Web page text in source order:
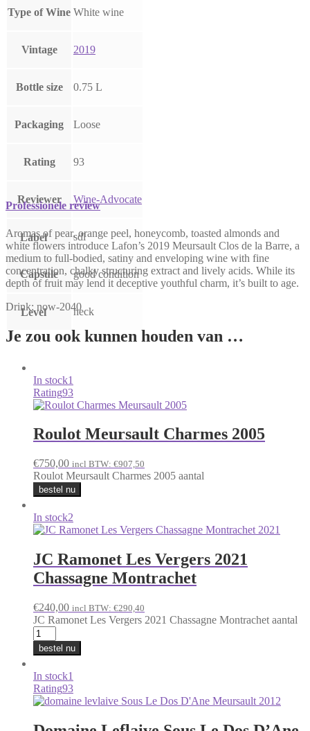
Type of Wine White wine
Vintage 2019
Bottle size 0.75 L
Packaging Loose
Rating 93
Reviewer Wine-Advocate
Label sdl
Capsule good condition
Level neck
Professionele review
Aromas of pear, orange peel, honeycomb, toasted almonds and
white flowers introduce Lafon’s 2019 Meursault Clos de la Barre, a
medium to full-bodied, satiny and enveloping wine with fine
concentration, chalky structuring extract and lively acids. While its
depth of fruit may lend it deceptive youthful charm, it’s built to age.
Drink: now-2040
Je zou ook kunnen houden van …
In stock1
Rating93
Roulot Meursault Charmes 2005
€750,00 incl BTW: €907,50
Roulot Meursault Charmes 2005 aantal
bestel nu
In stock2
JC Ramonet Les Vergers 2021
Chassagne Montrachet
€240,00 incl BTW: €290,40
JC Ramonet Les Vergers 2021 Chassagne Montrachet aantal
bestel nu
In stock1
Rating93